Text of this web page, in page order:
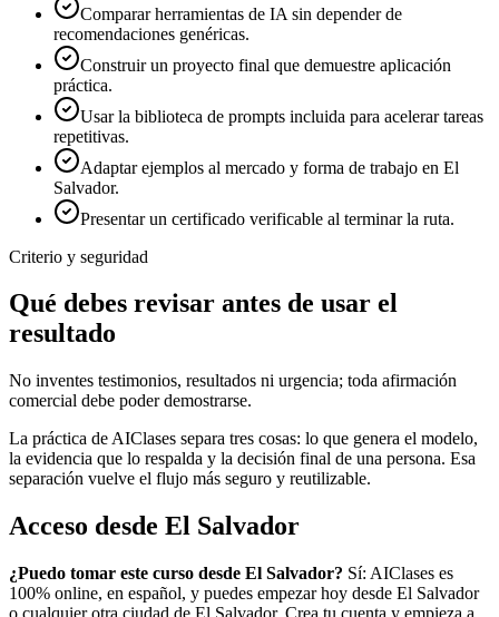
Comparar herramientas de IA sin depender de
recomendaciones genéricas.
Construir un proyecto final que demuestre aplicación
práctica.
Usar la biblioteca de prompts incluida para acelerar tareas
repetitivas.
Adaptar ejemplos al mercado y forma de trabajo en El
Salvador.
Presentar un certificado verificable al terminar la ruta.
Criterio y seguridad
Qué debes revisar antes de usar el
resultado
No inventes testimonios, resultados ni urgencia; toda afirmación
comercial debe poder demostrarse.
La práctica de AIClases separa tres cosas: lo que genera el modelo,
la evidencia que lo respalda y la decisión final de una persona. Esa
separación vuelve el flujo más seguro y reutilizable.
Acceso desde El Salvador
¿Puedo tomar este curso desde El Salvador? Sí: AIClases es
100% online, en español, y puedes empezar hoy desde El Salvador